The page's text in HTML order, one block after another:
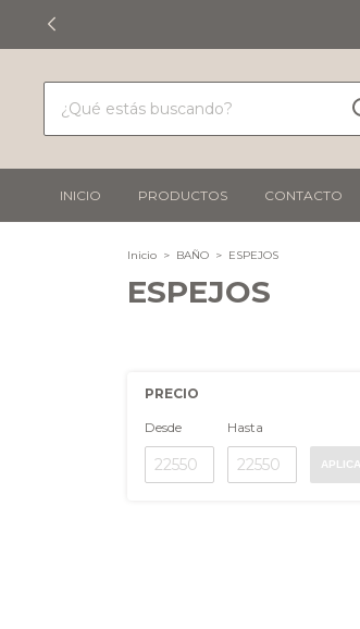
INICIO PRODUCTOS CONTACTO
Inicio > BAÑO > ESPEJOS
ESPEJOS
PRECIO
Desde Hasta